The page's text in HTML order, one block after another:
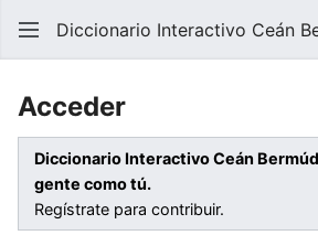
Diccionario Interactivo Ceán
Acceder
Diccionario Interactivo Ceán
gente como tú.
Regístrate para contribuir.